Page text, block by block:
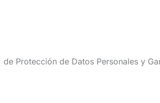
Protección de Datos Personales y